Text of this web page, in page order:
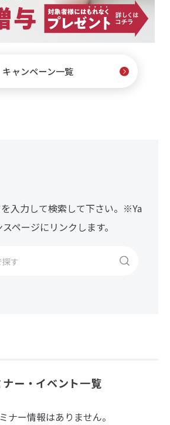
キャンペーン一覧
入力して検索して下さい。※Ya
ページにリンクします。
ー・イベント一覧
ナー情報はありません。